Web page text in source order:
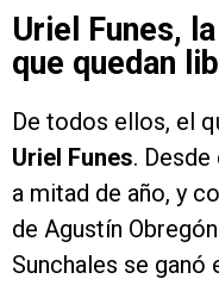
Uriel Funes,
que quedan
De todos ellos, el
Uriel Funes.
a mitad de año, y
de Agustín
Sunchales se ganó